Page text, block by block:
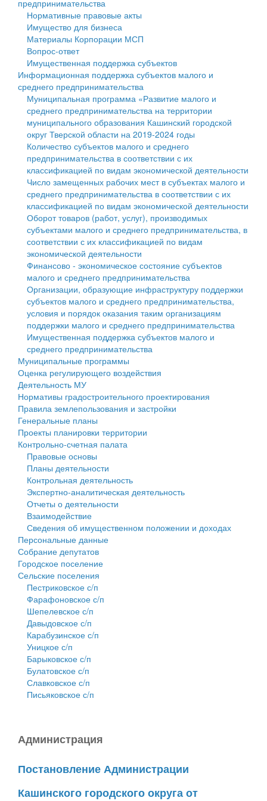
Государственные услуги
Промышленность и АПК
Экономика и бизнес
...
Символика
Устав
Гостям округа
Туризм
Культура
Образование
Здравоохранение
Социальная защита
Фотоальбом
муниципального округа Тверской области
Администрация Кашинского муниципального округа
Тверской области
Управление сельскими территориями
Открытые данные
Работа с обращениями граждан
Муниципальный контроль
Муниципальные услуги
Проекты административных регламентов
Антимонопольный комплаенс
Противодействие коррупции
Финансовое управление
Бюджет для граждан
Имущество
Выявление правообладателей ранее учтенных
объектов недвижимости
Имущественная поддержка субъектов малого и
среднего предпринимательства
Информационная поддержка субъектов малого и
среднего предпринимательства
Муниципальные программы
Контрольно-счетная палата
Персональные данные
Оценка регулирующего воздействия
Деятельность МУ
Нормативы градостроительного проектирования
Правила землепользования и застройки
Генеральные планы
Проекты планировки территории
Собрание депутатов
Городское поселение
Сельские поселения
предпринимательства
Нормативные правовые акты
Имущество для бизнеса
Материалы Корпорации МСП
Вопрос-ответ
Имущественная поддержка субъектов
Информационная поддержка субъектов малого и
среднего предпринимательства
Муниципальная программа «Развитие малого и
среднего предпринимательства на территории
муниципального образования Кашинский городской
округ Тверской области на 2019-2024 годы
Количество субъектов малого и среднего
предпринимательства в соответствии с их
классификацией по видам экономической деятельности
Число замещенных рабочих мест в субъектах малого и
среднего предпринимательства в соответствии с их
классификацией по видам экономической деятельности
Оборот товаров (работ, услуг), производимых
субъектами малого и среднего предпринимательства, в
соответствии с их классификацией по видам
экономической деятельности
Финансово - экономическое состояние субъектов
малого и среднего предпринимательства
Организации, образующие инфраструктуру поддержки
субъектов малого и среднего предпринимательства,
условия и порядок оказания таким организациям
поддержки малого и среднего предпринимательства
Имущественная поддержка субъектов малого и
среднего предпринимательства
Муниципальные программы
Оценка регулирующего воздействия
Деятельность МУ
Нормативы градостроительного проектирования
Правила землепользования и застройки
Генеральные планы
Проекты планировки территории
Контрольно-счетная палата
Правовые основы
Планы деятельности
Контрольная деятельность
Экспертно-аналитическая деятельность
Отчеты о деятельности
Взаимодействие
Сведения об имущественном положении и доходах
Персональные данные
Собрание депутатов
Городское поселение
Сельские поселения
Пестриковское с/п
Фарафоновское с/п
Шепелевское с/п
Давыдовское с/п
Карабузинское с/п
Уницкое с/п
Барыковское с/п
Булатовское с/п
Славковское с/п
Письяковское с/п
Администрация
Постановление Администрации
Кашинского городского округа от